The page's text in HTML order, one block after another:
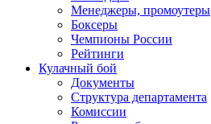
Менеджеры, промоутеры
Боксеры
Чемпионы России
Рейтинги
Кулачный бой
Документы
Структура департамента
Комиссии